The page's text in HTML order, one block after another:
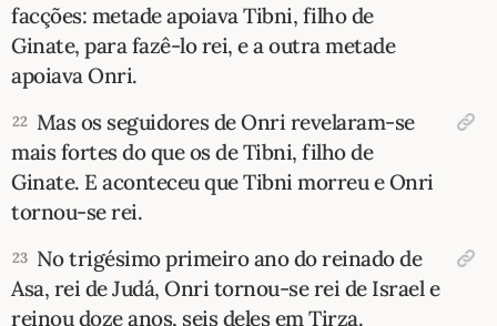
facções: metade apoiava Tibni, filho de
Ginate, para fazê-lo rei, e a outra metade
apoiava Onri.
22 Mas os seguidores de Onri revelaram-se
mais fortes do que os de Tibni, filho de
Ginate. E aconteceu que Tibni morreu e Onri
tornou-se rei.
23 No trigésimo primeiro ano do reinado de
Asa, rei de Judá, Onri tornou-se rei de Israel e
reinou doze anos, seis deles em Tirza.